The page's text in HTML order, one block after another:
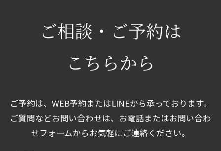
ご相談・ご予約は
こちらから
ご予約は、WEB予約またはLINEから承っております。
ご質問などお問い合わせは、お電話またはお問い合わ
せフォームからお気軽にご連絡ください。